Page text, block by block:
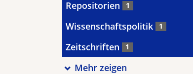
Repositorien 1
Wissenschaftspolitik 1
Zeitschriften 1
Mehr zeigen